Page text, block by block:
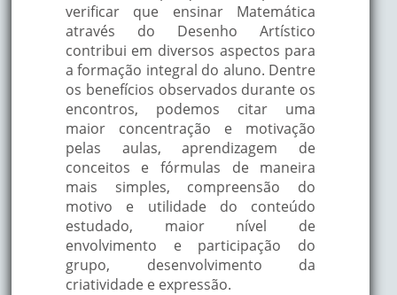
verificar que ensinar Matemática
através do Desenho Artístico
contribui em diversos aspectos para
a formação integral do aluno. Dentre
os benefícios observados durante os
encontros, podemos citar uma
maior concentração e motivação
pelas aulas, aprendizagem de
conceitos e fórmulas de maneira
mais simples, compreensão do
motivo e utilidade do conteúdo
estudado, maior nível de
envolvimento e participação do
grupo, desenvolvimento da
criatividade e expressão.